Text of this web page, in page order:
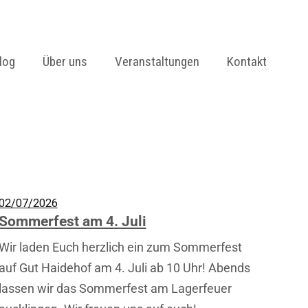
Über uns
Rinder
Veranstaltungen Kontakt
07/2026
am 4. Juli
laden Euch herzlich ein zum Sommerfest
auf Gut Haidehof am 4. Juli ab 10 Uhr! Abends
lassen wir das Sommerfest am Lagerfeuer